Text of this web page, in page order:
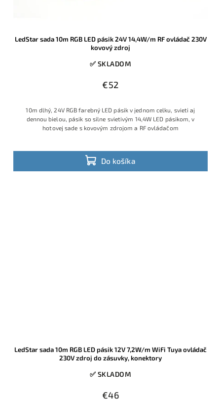
LedStar sada 10m RGB LED pásik 24V 14,4W/m RF ovládač 230V
kovový zdroj
✅ SKLADOM
€52
Do košíka
10m dlhý, 24V RGB farebný LED pásik v jednom celku, svieti aj
dennou bielou, pásik so silne svietivým 14,4W LED pásikom, v
hotovej sade s kovovým zdrojom a RF ovládačom
LedStar sada 10m RGB LED pásik 12V 7,2W/m WiFi Tuya ovládač
230V zdroj do zásuvky, konektory
✅ SKLADOM
€46